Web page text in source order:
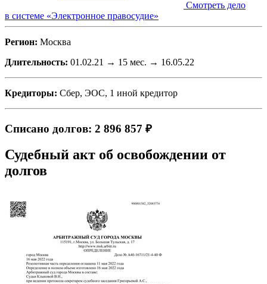
Смотреть дело
в системе «Электронное правосудие»
Регион: Москва
Длительность: 01.02.21 → 15 мес. → 16.05.22
Кредиторы: Сбер, ЭОС, 1 иной кредитор
Списано долгов: 2 896 857 ₽
Судебный акт об освобождении от
долгов